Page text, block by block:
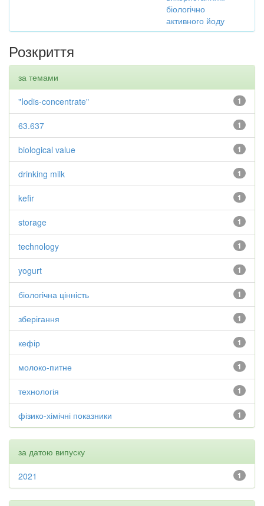
біологічно
активного йоду
Розкриття
за темами
1
"Iodis-concentrate"
1
63.637
1
biological value
1
drinking milk
1
kefir
1
storage
1
technology
1
yogurt
1
біологічна цінність
1
зберігання
1
кефір
1
молоко-питне
1
технологія
1
фізико-хімічні показники
за датою випуску
1
2021